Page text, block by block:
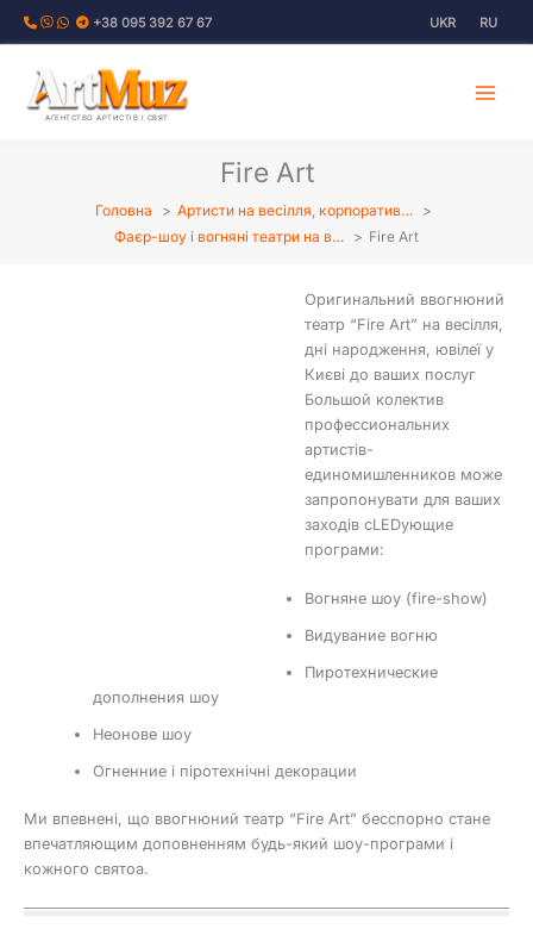
Перейти
+38 095 392 67 67 UKR RU
АГЕНТСТВО АРТИСТІВ І СВЯТ
Fire Art
Головна
Артисти на весілля, корпоратив…
Фаєр-шоу і вогняні театри на в…
Fire Art
Оригинальний ввогнюний
театр “Fire Art” на весілля,
дні народження, ювілеї у
Києві до ваших послуг
Большой колектив
профессиональних
артистів-
единомишленников може
запропонувати для ваших
заходів сLEDующие
програми:
Вогняне шоу (fire-show)
Видувание вогню
Пиротехнические
дополнения шоу
Неонове шоу
Огненние і піротехнічні декорации
Ми впевнені, що ввогнюний театр “Fire Art” бесспорно стане
впечатляющим доповненням будь-який шоу-програми і
кожного святоа.